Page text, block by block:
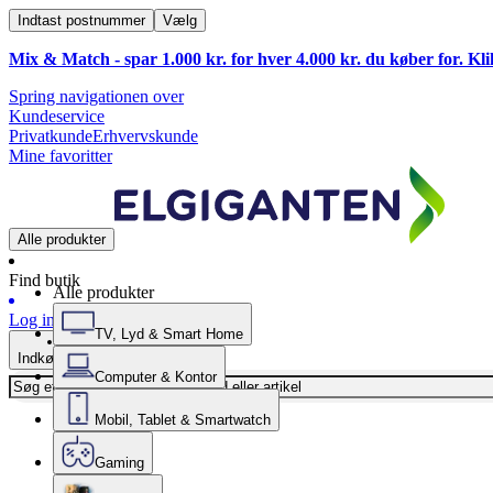
Indtast postnummer Vælg
Mix & Match - spar 1.000 kr. for hver 4.000 kr. du køber for.
Spring navigationen over
Kundeservice
PrivatkundeErhvervskunde
Mine favoritter
Alle produkter
Find butik
Log ind
Indkøbskurv
Alle produkter
TV, Lyd & Smart Home
Computer & Kontor
Mobil, Tablet & Smartwatch
Gaming